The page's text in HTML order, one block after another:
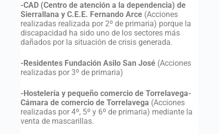
-CAD (Centro de atención a la dependencia) de
Sierrallana y C.E.E. Fernando Arce(Acciones
realizadas realizada por 2º de primaria) porque la
discapacidad ha sido uno de los sectores más
dañados por la situación de crisis generada.
-Residentes Fundación Asilo San José (Acciones
realizadas por 3º de primaria)
-Hostelería y pequeño comercio de Torrelavega-
Cámara de comercio de Torrelavega (Acciones
realizadas por 4º, 5º y 6º de primaria) mediante la
venta de mascarillas.